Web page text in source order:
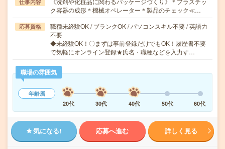
仕事内容
ク容器の成形＊機械オペレーター＊製品のチェック≪…
応募資格
職種未経験OK / ブランクOK / パソコンスキル不要 / 英語力
不要
◆未経験OK！〇まずは事前登録だけでもOK！履歴書不要
で気軽にオンライン登録★氏名・職種などを入力す…
職場の雰囲気
年齢層
20代
30代 40代 50代 60代
気になる! 応募へ進む 詳しく見る